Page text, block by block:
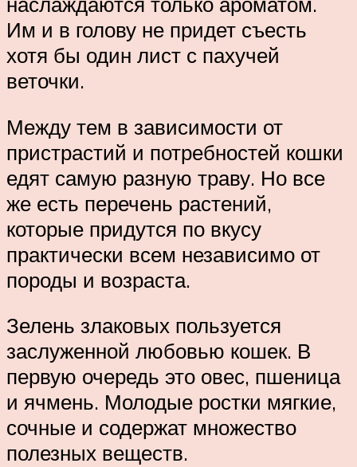
Им и в голову не придет съесть
хотя бы один лист с пахучей
веточки.
Между тем в зависимости от
пристрастий и потребностей кошки
едят самую разную траву. Но все
же есть перечень растений,
которые придутся по вкусу
практически всем независимо от
породы и возраста.
Зелень злаковых пользуется
заслуженной любовью кошек. В
первую очередь это овес, пшеница
и ячмень. Молодые ростки мягкие,
сочные и содержат множество
полезных веществ.